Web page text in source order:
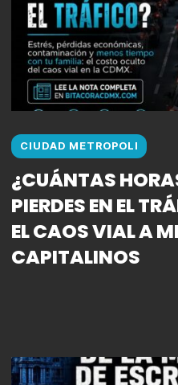
CIUDAD METROPOLI
¿CUÁNTAS
PIERDES EN EL
EL CAOS VIAL A
CAPITALINOS